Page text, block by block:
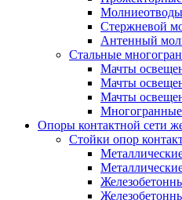
Стержневой
Антенный
Стальные
Мачты
Мачты
Мачты
Опоры контактной сети
Стойки опор